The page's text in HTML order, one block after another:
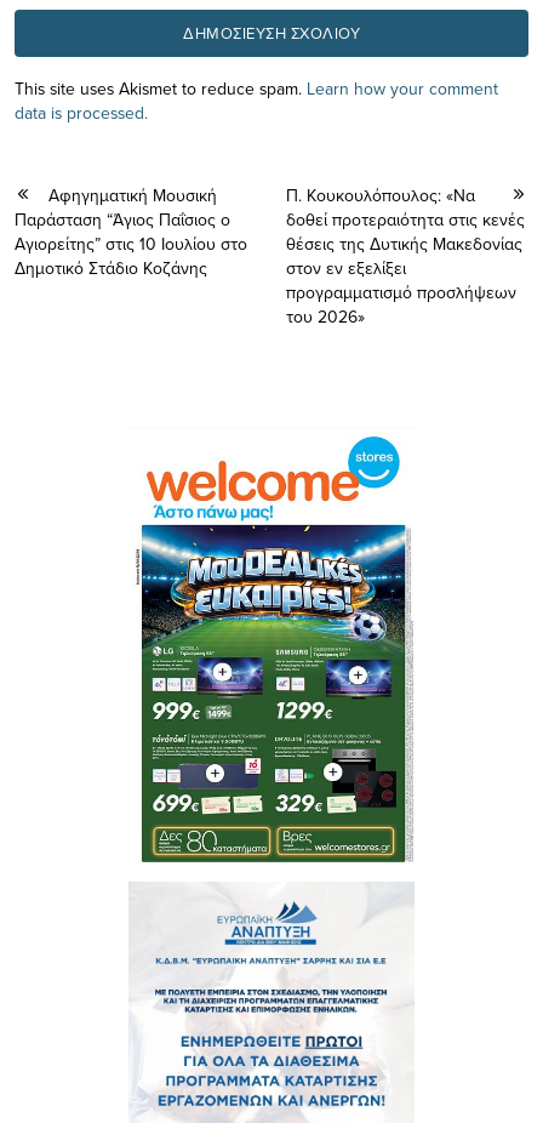
This site uses Akismet to reduce spam. Learn how your comment
data is processed.
Αφηγηματική Μουσική
Παράσταση “Άγιος Παΐσιος ο
Αγιορείτης” στις 10 Ιουλίου στο
Δημοτικό Στάδιο Κοζάνης
Π. Κουκουλόπουλος: «Να
δοθεί προτεραιότητα στις κενές
θέσεις της Δυτικής Μακεδονίας
στον εν εξελίξει
προγραμματισμό προσλήψεων
του 2026»